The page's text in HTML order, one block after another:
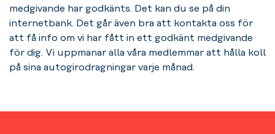
medgivande har godkänts. Det kan du se på din
internetbank. Det går även bra att kontakta oss för
att få info om vi har fått in ett godkänt medgivande
för dig. Vi uppmanar alla våra medlemmar att hålla koll
på sina autogirodragningar varje månad.